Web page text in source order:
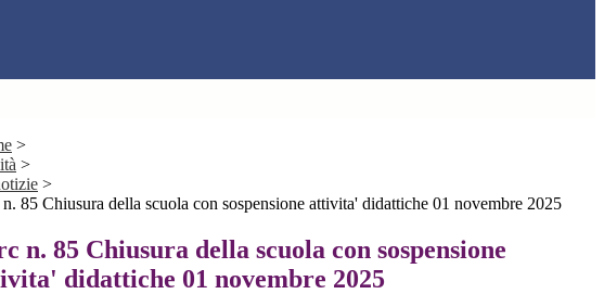
>
>
>
85 Chiusura della scuola con sospensione attivita' didattiche 01 novembre 2025
n. 85 Chiusura della scuola con sospensione
didattiche 01 novembre 2025